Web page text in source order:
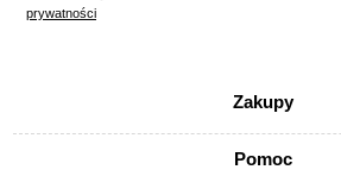
prywatności
Zakupy
Pomoc